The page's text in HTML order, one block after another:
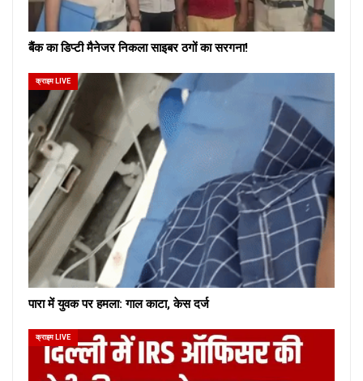
बैंक का डिप्टी मैनेजर निकला साइबर ठगों का सरगना!
क्राइम LIVE
पारा में युवक पर हमला: गाल काटा, केस दर्ज
क्राइम LIVE